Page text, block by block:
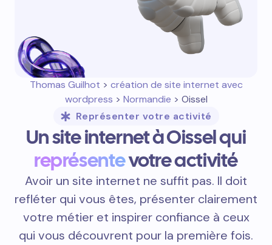
Thomas Guilhot > création de site internet avec
wordpress > Normandie > Oissel
Représenter votre activité
Un site internet à Oissel qui
représentevotre activité
Avoir un site internet ne suffit pas. Il doit
refléter qui vous êtes, présenter clairement
votre métier et inspirer confiance à ceux
qui vous découvrent pour la première fois.